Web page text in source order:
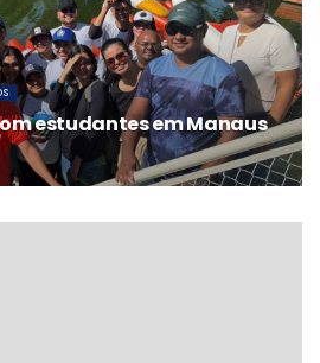
estudantes em Manaus